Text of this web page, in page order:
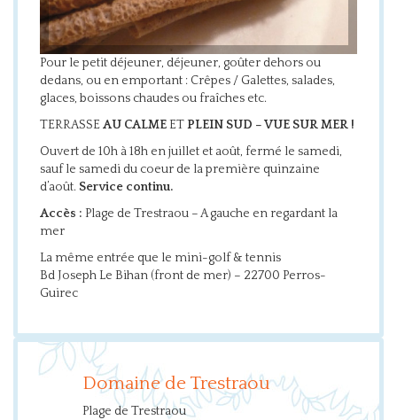
Pour le petit déjeuner, déjeuner, goûter dehors ou
dedans, ou en emportant : Crêpes / Galettes, salades,
glaces, boissons chaudes ou fraîches etc.
TERRASSEAU CALME ETPLEIN SUD – VUE SUR MER !
Ouvert de 10h à 18h en juillet et août, fermé le samedi,
sauf le samedi du coeur de la première quinzaine
d’août. Service continu.
Accès : Plage de Trestraou – A gauche en regardant la
mer
La même entrée que le mini-golf & tennis
Bd Joseph Le Bihan (front de mer) – 22700 Perros-
Guirec
Domaine de Trestraou
Plage de Trestraou